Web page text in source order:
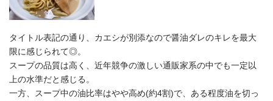
タイトル表記の通り、カエシが別添なので醤油ダレのキレを最大
限に感じられて◎。
スープの品質は高く、近年競争の激しい通販家系の中でも一定以
上の水準だと感じる。
一方、スープ中の油比率はやや高め(約4割)で、ある程度油を切っ